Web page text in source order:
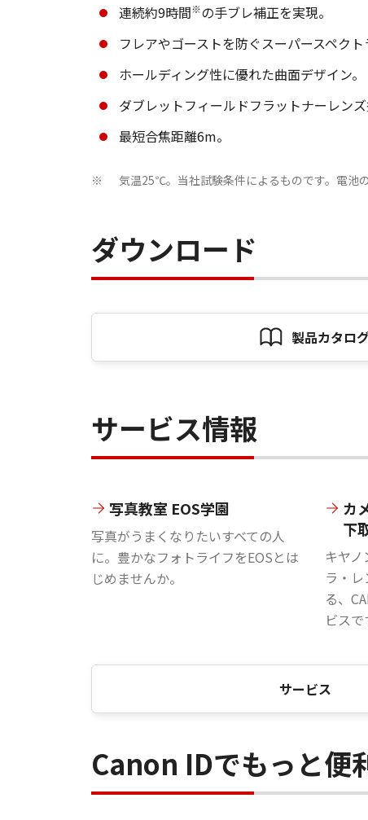
連続約9時間※の手ブレ補正を実現。
フレアやゴーストを防ぐスーパースペクト
ホールディング性に優れた曲面デザイン。
ダブレットフィールドフラットナーレンズ
最短合焦距離6m。
※ 気温25℃。当社試験条件によるものです。電池
ダウンロード
製品カタロ
サービス情報
写真教室 EOS学園
写真がうまくなりたいすべての人
に。豊かなフォトライフをEOSとは
じめませんか。
カ
下
キヤ
ラ・
る、
ビスで
サービス
Canon IDでもっと便